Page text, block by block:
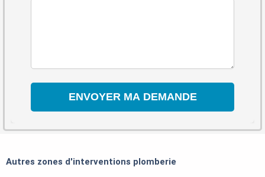
Autres zones d'interventions plomberie